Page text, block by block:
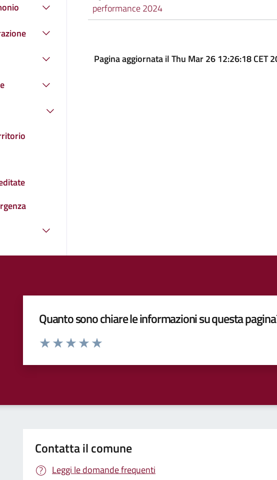
performance 2024
Pagina aggiornata il Thu Mar 26 12:26:18 CET
Quanto sono chiare le informazioni su questa
Valuta da 1 a 5 stelle la pagina
Contatta il comune
Leggi le domande frequenti